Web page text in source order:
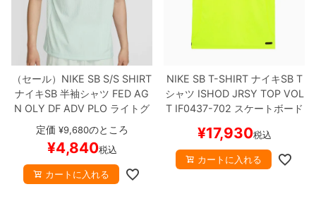
（セール） NIKE SB S/S SHIRT
ナイキSB 半袖シャツ FED AG
N OLY DF ADV PLO ライトグ
リーン FZ7006-394
ボード スケボー
【キャンセル/
返品/交換不可商品】
定価 ¥9,680のところ
¥4,840税込
カートに入れる
NIKE SB T-SHIRTナイキSBT
シャツ ISHOD JRSY TOPVOL
TIF0437-702 スケートボード
換不可商品】
¥17,930税込
カートに入れる